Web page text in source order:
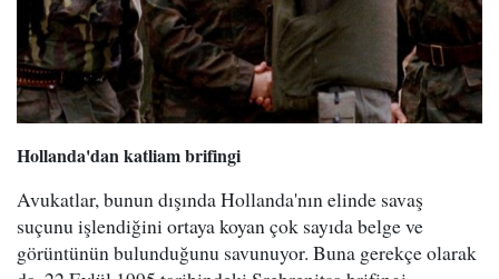
Hollanda'dan katliam brifingi
Avukatlar, bunun dışında Hollanda'nın elinde savaş
suçunu işlendiğini ortaya koyan çok sayıda belge ve
görüntünün bulunduğunu savunuyor. Buna gerekçe olarak